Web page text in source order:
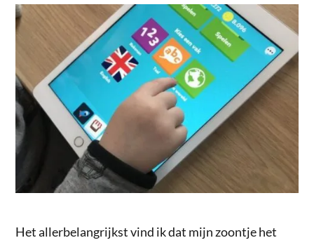
Het allerbelangrijkst vind ik dat mijn zoontje het